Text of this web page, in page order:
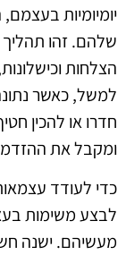
יומיומיות
שלהם. זהו תהליך
הצלחות
למשל, כאשר
חדרו או להכין
ומקבל את
כדי לעודד
לבצע משימות
מעשיהם. ישנה